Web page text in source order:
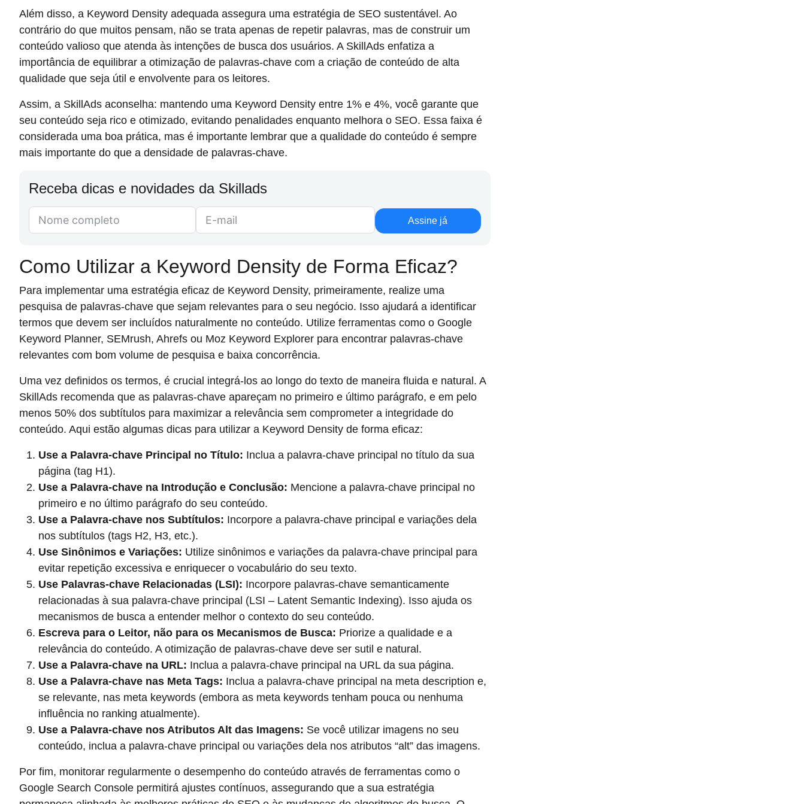
Além disso, a Keyword Density adequada assegura uma estratégia de SEO sustentável. Ao
contrário do que muitos pensam, não se trata apenas de repetir palavras, mas de construir um
conteúdo valioso que atenda às intenções de busca dos usuários. A SkillAds enfatiza a
importância de equilibrar a otimização de palavras-chave com a criação de conteúdo de alta
qualidade que seja útil e envolvente para os leitores.
Assim, a SkillAds aconselha: mantendo uma Keyword Density entre 1% e 4%, você garante que
seu conteúdo seja rico e otimizado, evitando penalidades enquanto melhora o SEO. Essa faixa é
considerada uma boa prática, mas é importante lembrar que a qualidade do conteúdo é sempre
mais importante do que a densidade de palavras-chave.
Receba dicas e novidades da Skillads
Assine já
Como Utilizar a Keyword Density de Forma Eficaz?
Para implementar uma estratégia eficaz de Keyword Density, primeiramente, realize uma
pesquisa de palavras-chave que sejam relevantes para o seu negócio. Isso ajudará a identificar
termos que devem ser incluídos naturalmente no conteúdo. Utilize ferramentas como o Google
Keyword Planner, SEMrush, Ahrefs ou Moz Keyword Explorer para encontrar palavras-chave
relevantes com bom volume de pesquisa e baixa concorrência.
Uma vez definidos os termos, é crucial integrá-los ao longo do texto de maneira fluida e natural. A
SkillAds recomenda que as palavras-chave apareçam no primeiro e último parágrafo, e em pelo
menos 50% dos subtítulos para maximizar a relevância sem comprometer a integridade do
conteúdo. Aqui estão algumas dicas para utilizar a Keyword Density de forma eficaz:
Use a Palavra-chave Principal no Título: Inclua a palavra-chave principal no título da sua
página (tag H1).
Use a Palavra-chave na Introdução e Conclusão: Mencione a palavra-chave principal no
primeiro e no último parágrafo do seu conteúdo.
Use a Palavra-chave nos Subtítulos: Incorpore a palavra-chave principal e variações dela
nos subtítulos (tags H2, H3, etc.).
Use Sinônimos e Variações: Utilize sinônimos e variações da palavra-chave principal para
evitar repetição excessiva e enriquecer o vocabulário do seu texto.
Use Palavras-chave Relacionadas (LSI): Incorpore palavras-chave semanticamente
relacionadas à sua palavra-chave principal (LSI – Latent Semantic Indexing). Isso ajuda os
mecanismos de busca a entender melhor o contexto do seu conteúdo.
Escreva para o Leitor, não para os Mecanismos de Busca: Priorize a qualidade e a
relevância do conteúdo. A otimização de palavras-chave deve ser sutil e natural.
Use a Palavra-chave na URL: Inclua a palavra-chave principal na URL da sua página.
Use a Palavra-chave nas Meta Tags: Inclua a palavra-chave principal na meta description e,
se relevante, nas meta keywords (embora as meta keywords tenham pouca ou nenhuma
influência no ranking atualmente).
Use a Palavra-chave nos Atributos Alt das Imagens: Se você utilizar imagens no seu
conteúdo, inclua a palavra-chave principal ou variações dela nos atributos “alt” das imagens.
Por fim, monitorar regularmente o desempenho do conteúdo através de ferramentas como o
Google Search Console permitirá ajustes contínuos, assegurando que a sua estratégia